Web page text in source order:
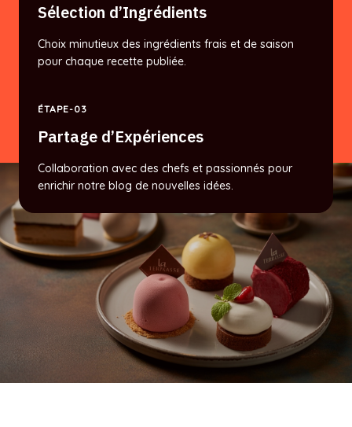
Sélection d’Ingrédients
Choix minutieux des ingrédients frais et de saison
pour chaque recette publiée.
ÉTAPE-03
Partage d’Expériences
Collaboration avec des chefs et passionnés pour
enrichir notre blog de nouvelles idées.